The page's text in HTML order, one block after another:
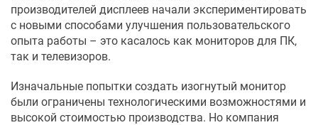
производителей дисплеев начали экспериментировать
с новыми способами улучшения пользовательского
опыта работы – это касалось как мониторов для ПК,
так и телевизоров.
Изначальные попытки создать изогнутый монитор
были ограничены технологическими возможностями и
высокой стоимостью производства. Но компания